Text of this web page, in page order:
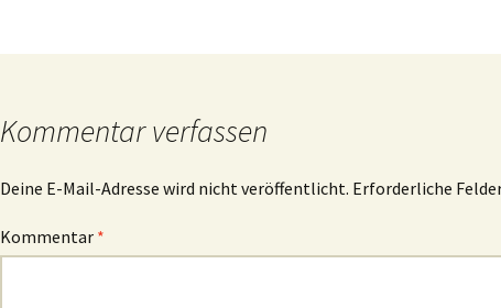
Kommentar verfassen
Deine E-Mail-Adresse wird nicht veröffentlicht. Erforderliche
Kommentar *